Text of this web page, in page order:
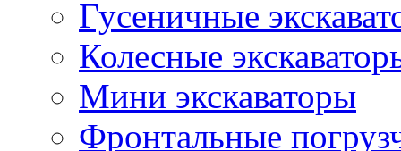
Гусеничные
Колесные
Мини экскаваторы
Фронтальные